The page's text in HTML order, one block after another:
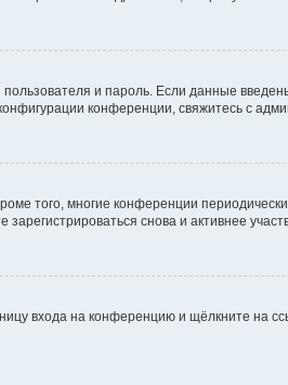
и пароль. Если данные
конференции, свяжитесь с
того, многие конференции
снова и активнее
входа на конференцию и щёлкните на